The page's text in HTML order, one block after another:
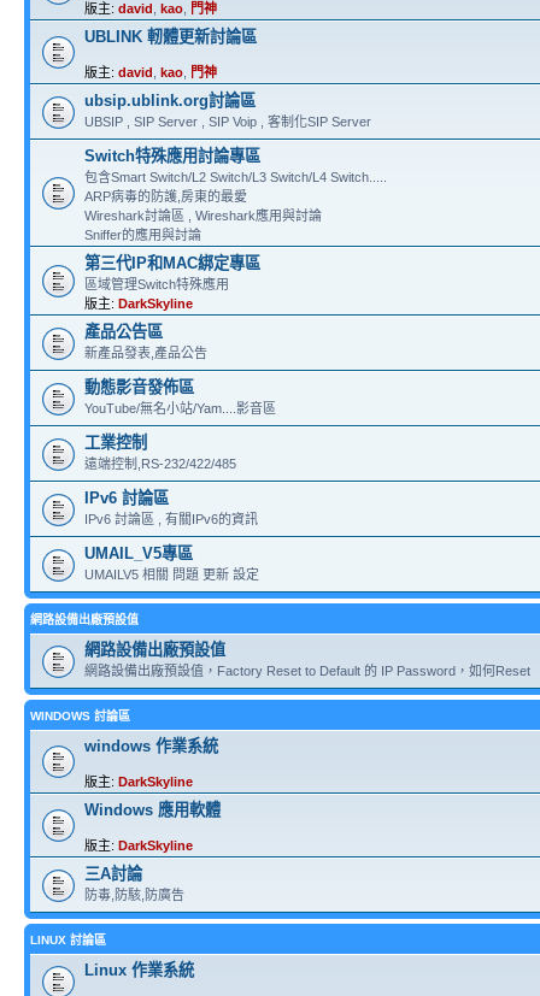
版主: david kao 門神
UBLINK 軔體更新討論區
版主: david kao 門神
ubsip.ublink.org討論區
UBSIP , SIP Server , SIP Voip , 客制化SIP Server
Switch特殊應用討論專區
包含Smart Switch/L2 Switch/L3 Switch/L4 Switch.....
ARP病毒的防護,房東的最愛
Wireshark討論區 , Wireshark應用與討論
Sniffer的應用與討論
第三代IP和MAC綁定專區
區域管理Switch特殊應用
版主: DarkSkyline
產品公告區
新產品發表,產品公告
動態影音發佈區
YouTube/無名小站/Yam....影音區
工業控制
遠端控制,RS-232/422/485
IPv6 討論區
IPv6 討論區 , 有關IPv6的資訊
UMAIL_V5專區
UMAILV5 相關 問題 更新 設定
網路設備出廠預設值
網路設備出廠預設值
網路設備出廠預設值，Factory Reset to Default 的 IP Password，如何Reset
WINDOWS 討論區
windows 作業系統
版主: DarkSkyline
Windows 應用軟體
版主: DarkSkyline
三A討論
防毒,防駭,防廣告
LINUX 討論區
Linux 作業系統